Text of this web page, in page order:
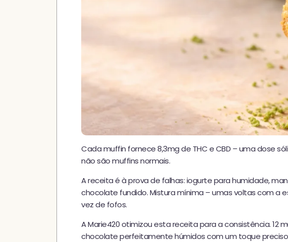
Cada muffin fornece 8,3mg de THC e CBD – uma dose
não são muffins normais.
A receita é à prova de falhas: iogurte para humidade,
chocolate fundido. Mistura mínima – umas voltas com a
vez de fofos.
A Marie420 otimizou esta receita para a consistência. 12
chocolate perfeitamente húmidos com um toque